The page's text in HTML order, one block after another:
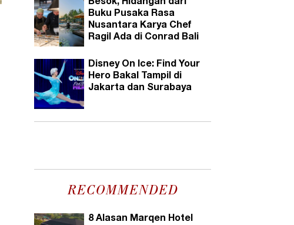
Besok, Hidangan dari
Buku Pusaka Rasa
Nusantara Karya Chef
Ragil Ada di Conrad Bali
Disney On Ice: Find Your
Hero Bakal Tampil di
Jakarta dan Surabaya
RECOMMENDED
8 Alasan Marqen Hotel